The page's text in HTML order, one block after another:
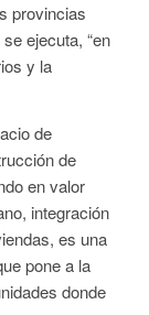
provincias
ejecuta, “en
y la
de
de
en valor
integración
es una
pone a la
donde